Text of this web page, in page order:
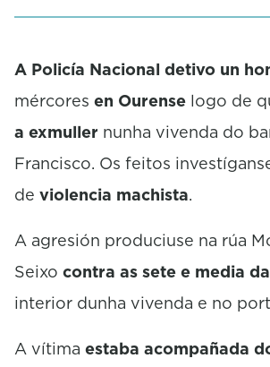
i
t
,
9
e
o
d
A Policía Nacional detivo un
mércores en Ourense logo de
a exmuller nunha vivenda do
Francisco. Os feitos
de violencia machista.
A agresión produciuse na rúa
Seixo contra as sete e media
interior dunha vivenda e no
A vítima estaba acompañada